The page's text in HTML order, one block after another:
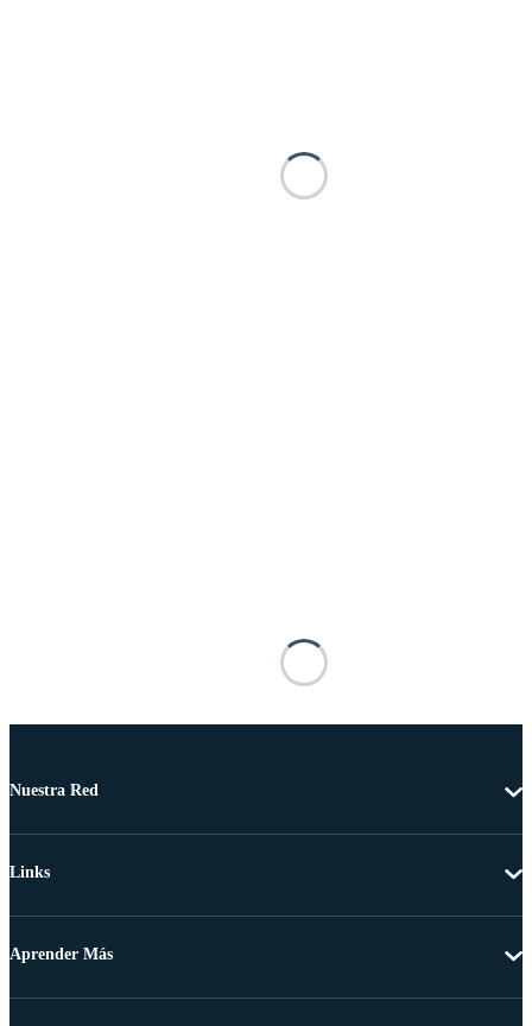
Nuestra Red
Links
Aprender Más